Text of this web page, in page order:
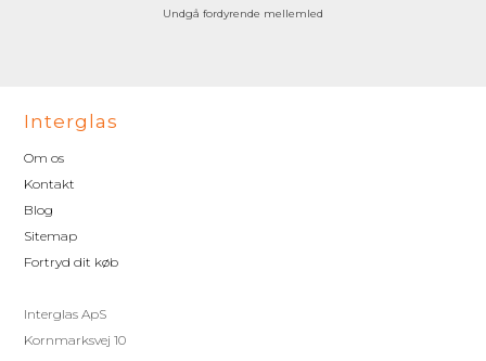
Undgå fordyrende mellemled
Interglas
Om os
Kontakt
Blog
Sitemap
Fortryd dit køb
Interglas ApS
Kornmarksvej 10